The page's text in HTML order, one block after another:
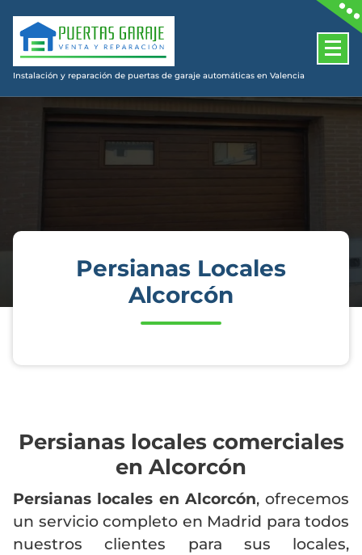
content
Instalación y reparación de puertas de garaje automáticas en Valencia
Persianas Locales
Alcorcón
Persianas locales comerciales
en Alcorcón
Persianas locales en Alcorcón, ofrecemos
un servicio completo en Madrid para todos
nuestros clientes para sus locales,